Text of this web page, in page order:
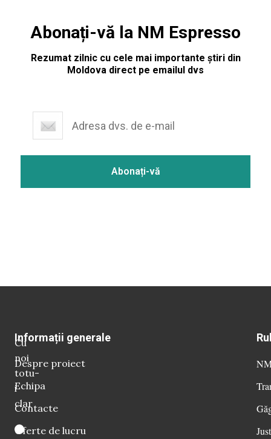
Abonați-vă la NM Espresso
Rezumat zilnic cu cele mai importante știri din
Moldova direct pe emailul dvs
Cu
noi
totu-
i
clar
Informații generale
Despre proiect
Echipa
Contacte
Oferte de lucru